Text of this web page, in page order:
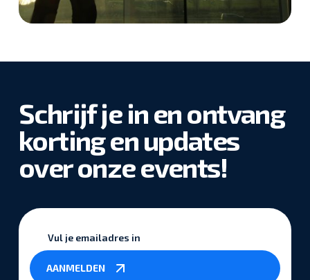
Schrijf je in en ontvang
korting en updates
over onze events!
je
emailadres
AANMELDEN